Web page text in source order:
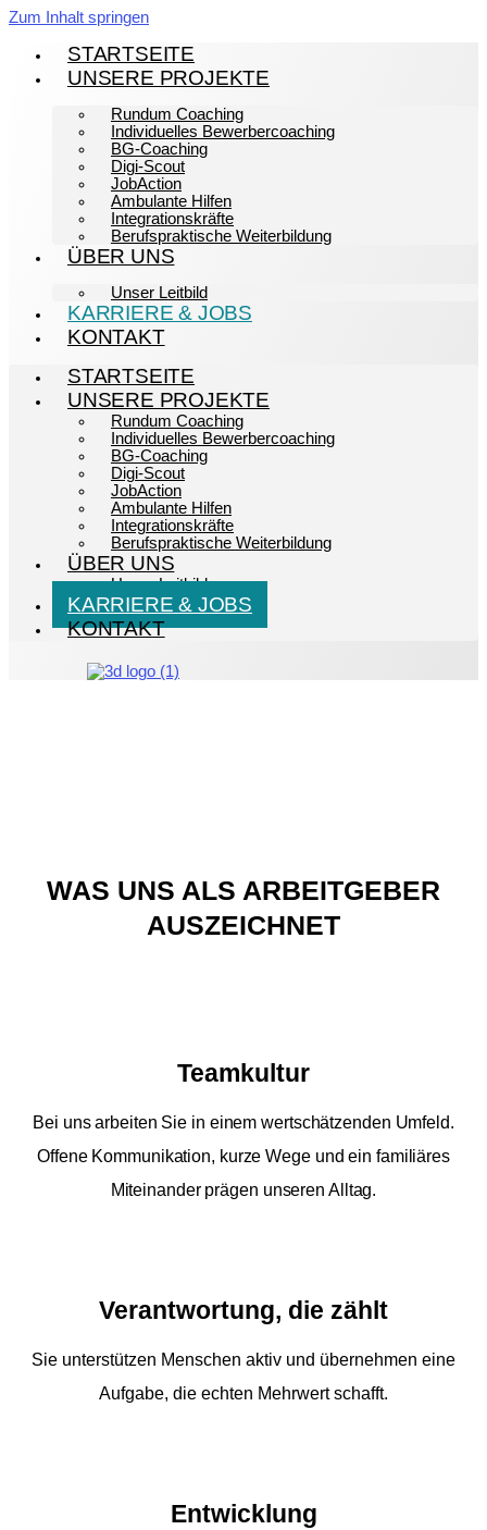
Zum Inhalt springen
STARTSEITE
UNSERE PROJEKTE
Rundum Coaching
Individuelles Bewerbercoaching
BG-Coaching
Digi-Scout
JobAction
Ambulante Hilfen
Integrationskräfte
Berufspraktische Weiterbildung
ÜBER UNS
Unser Leitbild
KARRIERE & JOBS
KONTAKT
STARTSEITE
UNSERE PROJEKTE
Rundum Coaching
Individuelles Bewerbercoaching
BG-Coaching
Digi-Scout
JobAction
Ambulante Hilfen
Integrationskräfte
Berufspraktische Weiterbildung
ÜBER UNS
Unser Leitbild
KARRIERE & JOBS
KONTAKT
WAS UNS ALS ARBEITGEBER
AUSZEICHNET
Teamkultur
Bei uns arbeiten Sie in einem wertschätzenden Umfeld.
Offene Kommunikation, kurze Wege und ein familiäres
Miteinander prägen unseren Alltag.
Verantwortung, die zählt
Sie unterstützen Menschen aktiv und übernehmen eine
Aufgabe, die echten Mehrwert schafft.
Entwicklung